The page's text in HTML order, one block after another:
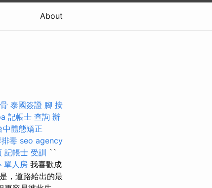
About
泰國簽證 腳 按
記帳士 查詢 辦
中體態矯正
毒 seo agency
記帳士 受訓 ``
單人房 我喜歡成
，道路給出的最